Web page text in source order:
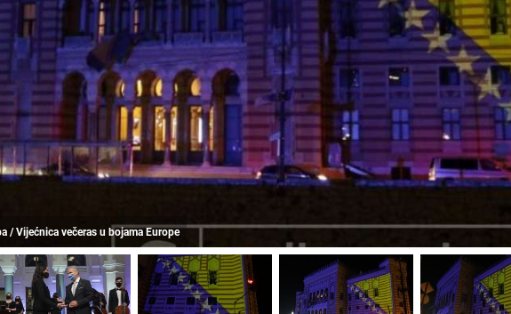
/ Vijećnica večeras u bojama Europe